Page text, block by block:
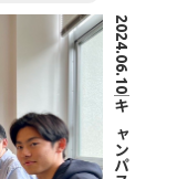
2024.06.10
｜